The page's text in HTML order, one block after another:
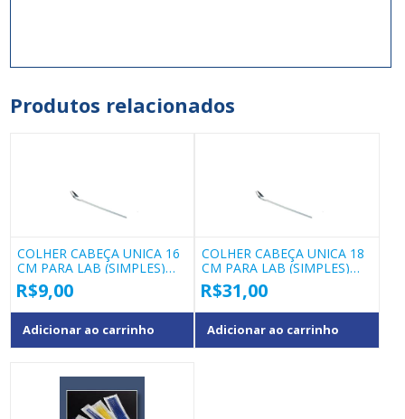
Produtos relacionados
COLHER CABEÇA UNICA 16
CM PARA LAB (SIMPLES)
COD 40137.02
R$9,00
Adicionar ao carrinho
COLHER CABEÇA UNICA 18
CM PARA LAB (SIMPLES)
COD 40137.03
R$31,00
Adicionar ao carrinho